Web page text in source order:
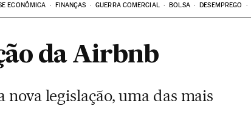
ECONÔMICA FINANÇAS GUERRA COMERCIAL BOLSA DESEMPREGO
da Airbnb
legislação, uma das mais